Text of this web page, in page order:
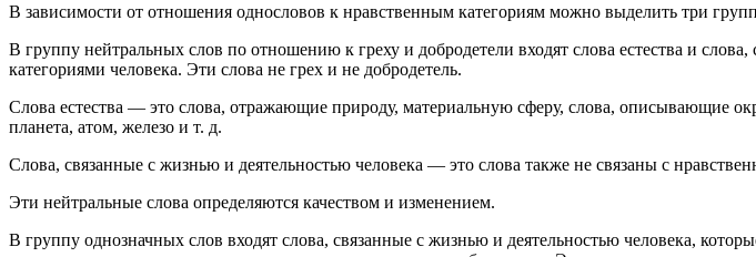
В зависимости от отношения однословов к нравственным категориям можно выделить три
В группу нейтральных слов по отношению к греху и добродетели входят слова естества и
категориями человека. Эти слова не грех и не добродетель.
Слова естества — это слова, отражающие природу, материальную сферу, слова, описывающие
планета, атом, железо и т. д.
Слова, связанные с жизнью и деятельностью человека — это слова также не связаны с
Эти нейтральные слова определяются качеством и изменением.
В группу однозначных слов входят слова, связанные с жизнью и деятельностью человека,